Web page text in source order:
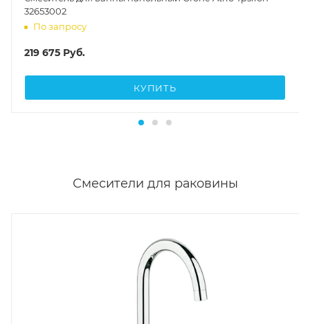
32653002
По запросу
219 675 Руб.
КУПИТЬ
Смесители для раковины